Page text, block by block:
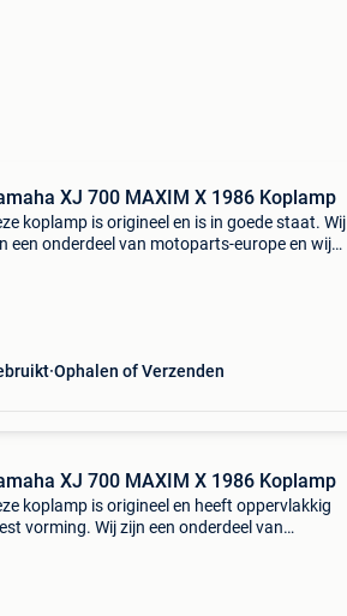
XJ 700 MAXIM X 1986 Koplamp
koplamp is origineel en is in goede staat. Wij
een onderdeel van motoparts-europe en wij
Ophalen of Verzenden
XJ 700 MAXIM X 1986 Koplamp
koplamp is origineel en heeft oppervlakkig
vorming. Wij zijn een onderdeel van